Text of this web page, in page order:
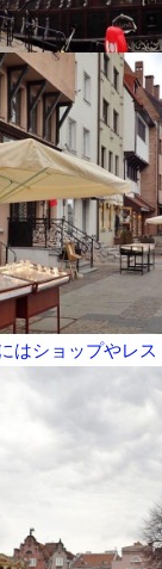
はショップやレス